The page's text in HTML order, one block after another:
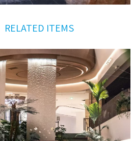
RELATED ITEMS